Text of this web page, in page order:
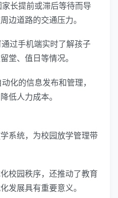
长提前或滞后等待而导
边道路的交通压力。
过手机端实时了解孩子
堂、值日等情况。
化的信息发布和管理，
低人力成本。
系统，为校园放学管理带
校园秩序，还推动了教育
发展具有重要意义。